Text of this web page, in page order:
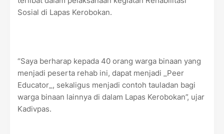
Sosial di Lapas Kerobokan.
“Saya berharap kepada 40 orang warga binaan yang
menjadi peserta rehab ini, dapat menjadi _Peer
Educator_, sekaligus menjadi contoh tauladan bagi
warga binaan lainnya di dalam Lapas Kerobokan”, ujar
Kadivpas.